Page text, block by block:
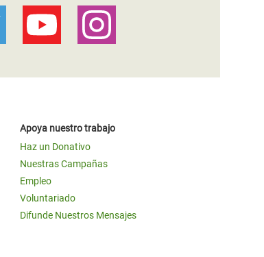
Apoya nuestro trabajo
Haz un Donativo
Nuestras Campañas
Empleo
Voluntariado
Difunde Nuestros Mensajes